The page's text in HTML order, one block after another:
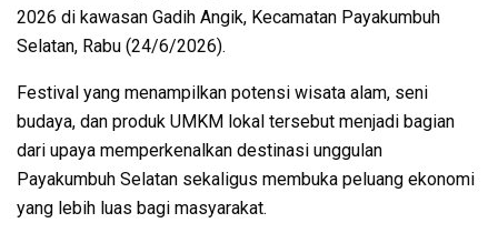
2026 di kawasan Gadih Angik, Kecamatan Payakumbuh
Selatan, Rabu (24/6/2026).
Festival yang menampilkan potensi wisata alam, seni
budaya, dan produk UMKM lokal tersebut menjadi bagian
dari upaya memperkenalkan destinasi unggulan
Payakumbuh Selatan sekaligus membuka peluang ekonomi
yang lebih luas bagi masyarakat.